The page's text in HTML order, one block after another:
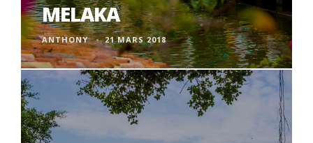
MELAKA
ANTHONY 21 MARS 2018